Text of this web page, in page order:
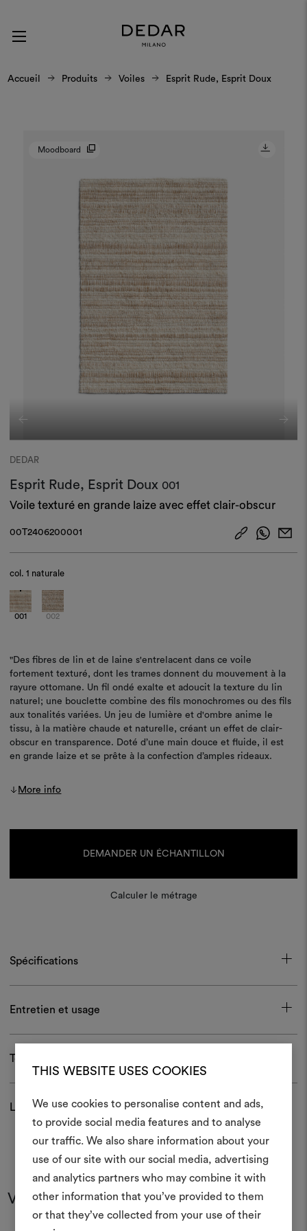
THIS WEBSITE USES COOKIES
We use cookies to personalise content and ads,
to provide social media features and to analyse
our traffic. We also share information about your
use of our site with our social media, advertising
and analytics partners who may combine it with
other information that you’ve provided to them
or that they’ve collected from your use of their
Accueil Produits Voiles Esprit Rude, Esprit Doux
Moodboard
DEDAR
Esprit Rude, Esprit Doux 001
Voile texturé en grande laize avec effet clair-obscur
00T2406200001
col.1 naturale
001 002
"Des fibres de lin et de laine s'entrelacent dans ce voile
fortement texturé, dont les trames donnent du mouvement à la
rayure ottomane. Un fil ondé exalte et adoucit la texture du lin
naturel; une bouclette combine des fils monochromes ou des fils
aux tonalités variées. Un jeu de lumière et d'ombre anime le
tissu, à la matière chaude et naturelle, créant un effet de clair-
obscur en transparence. Doté d’une main douce et fluide, il est
en grande laize et se prête à la confection d’amples rideaux.
More info
DEMANDER UN ÉCHANTILLON
Calculer le métrage
Spécifications
Entretien et usage
Télécharger
Livraison et retour
Vous pourriez aussi aimer
Créer
Un instrument interactif
à vos idées et les partager,
des matériaux et des